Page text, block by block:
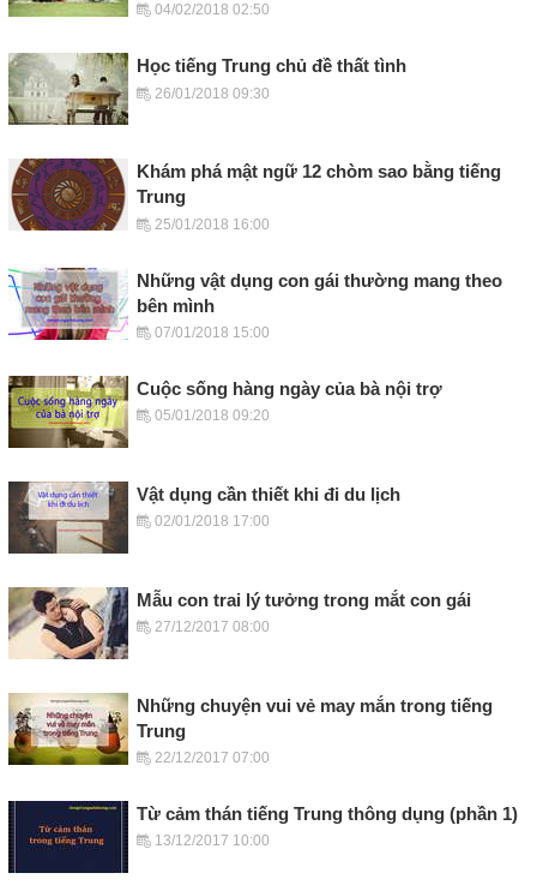
04/02/2018 02:50
Học tiếng Trung chủ đề thất tình
26/01/2018 09:30
Khám phá mật ngữ 12 chòm sao bằng tiếng
Trung
25/01/2018 16:00
Những vật dụng con gái thường mang theo
bên mình
07/01/2018 15:00
Cuộc sống hàng ngày của bà nội trợ
05/01/2018 09:20
Vật dụng cần thiết khi đi du lịch
02/01/2018 17:00
Mẫu con trai lý tưởng trong mắt con gái
27/12/2017 08:00
Những chuyện vui vẻ may mắn trong tiếng
Trung
22/12/2017 07:00
Từ cảm thán tiếng Trung thông dụng (phần 1)
13/12/2017 10:00